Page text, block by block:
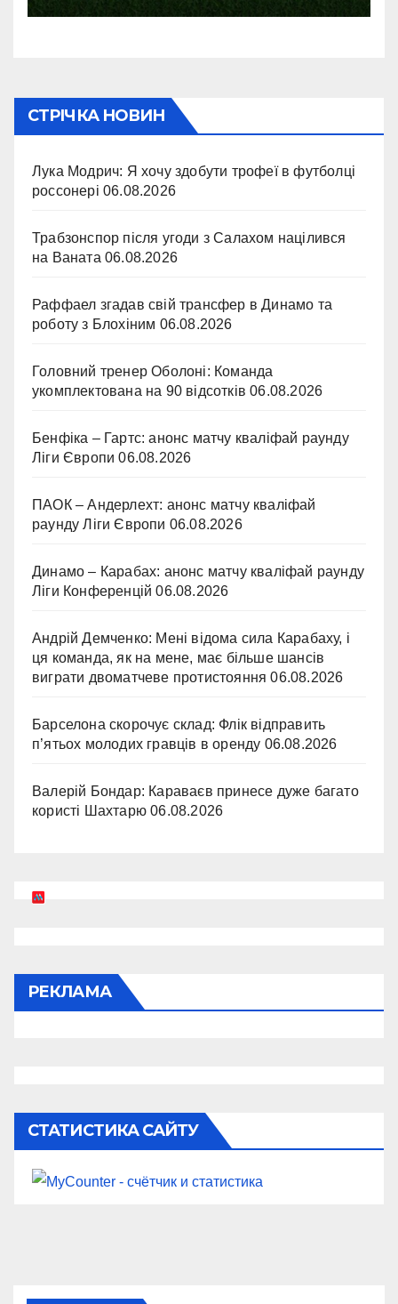
СТРІЧКА НОВИН
Лука Модрич: Я хочу здобути трофеї в футболці
россонері 06.08.2026
Трабзонспор після угоди з Салахом націлився
на Ваната 06.08.2026
Раффаел згадав свій трансфер в Динамо та
роботу з Блохіним 06.08.2026
Головний тренер Оболоні: Команда
укомплектована на 90 відсотків 06.08.2026
Бенфіка – Гартс: анонс матчу кваліфай раунду
Ліги Європи 06.08.2026
ПАОК – Андерлехт: анонс матчу кваліфай
раунду Ліги Європи 06.08.2026
Динамо – Карабах: анонс матчу кваліфай раунду
Ліги Конференцій 06.08.2026
Андрій Демченко: Мені відома сила Карабаху, і
ця команда, як на мене, має більше шансів
виграти двоматчеве протистояння 06.08.2026
Барселона скорочує склад: Флік відправить
п’ятьох молодих гравців в оренду 06.08.2026
Валерій Бондар: Караваєв принесе дуже багато
користі Шахтарю 06.08.2026
РЕКЛАМА
СТАТИСТИКА САЙТУ